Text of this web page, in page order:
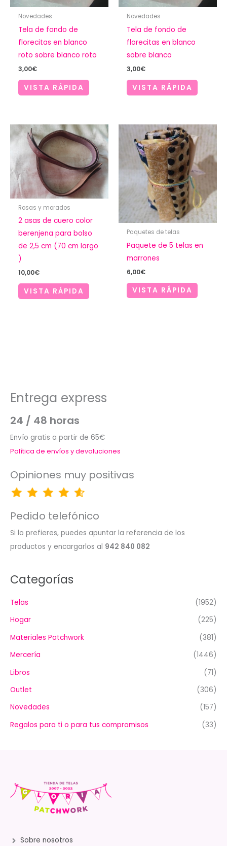
Novedades
Tela de fondo de
florecitas en blanco
roto sobre blanco roto
3,00€
VISTA RÁPIDA
Novedades
Tela de fondo de
florecitas en blanco
sobre blanco
3,00€
VISTA RÁPIDA
Rosas y morados
2 asas de cuero color
berenjena para bolso
de 2,5 cm (70 cm largo
)
10,00€
VISTA RÁPIDA
Paquetes de telas
Paquete de 5 telas en
marrones
6,00€
VISTA RÁPIDA
Entrega express
24 / 48 horas
Envío gratis a partir de 65€
Política de envíos y devoluciones
Opiniones muy positivas
Pedido telefónico
Si lo prefieres, puedes apuntar la referencia de los
productos y encargarlos al 942 840 082
Categorías
Telas
(1952)
Hogar
(225)
Materiales Patchwork
(381)
Mercería
(1446)
Libros
(71)
Outlet
(306)
Novedades
(157)
Regalos para ti o para tus compromisos
(33)
Sobre nosotros